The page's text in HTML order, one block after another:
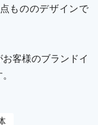
もののデザインで
客様のブランドイ